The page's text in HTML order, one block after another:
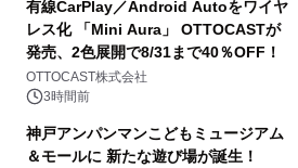
有線CarPlay／Android Autoをワイヤ
レス化 「Mini Aura」 OTTOCASTが
発売、2色展開で8/31まで40％OFF！
OTTOCAST株式会社
3時間前
神戸アンパンマンこどもミュージアム
＆モールに 新たな遊び場が誕生！